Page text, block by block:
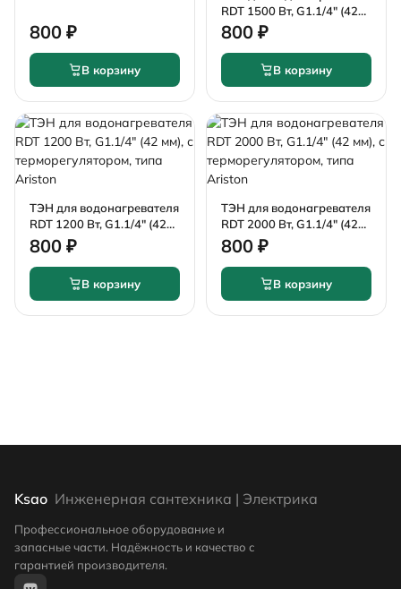
800 ₽
В корзину
RDT 1500 Вт, G1.1/4" (42
мм), с терморегулятором,
типа Ariston
800 ₽
В корзину
ТЭН для водонагревателя
RDT 1200 Вт, G1.1/4" (42
мм), с терморегулятором,
типа Ariston
800 ₽
В корзину
ТЭН для водонагревателя
RDT 2000 Вт, G1.1/4" (42
мм), с терморегулятором,
типа Ariston
800 ₽
В корзину
Ksao Инженерная сантехника | Электрика
Профессиональное оборудование и
запасные части. Надёжность и качество с
гарантией производителя.